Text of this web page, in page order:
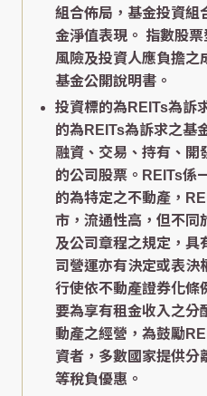
組合佈局，基金投資組
金淨值表現。 指數股
風險及投資人應負擔之
基金公開說明書。
投資標的為REITs為訴
的為REITs為訴求之基
融資、交易、持有、開
的公司股票。REITs係
的為特定之不動產，
市，流通性高，但不同
及公司章程之規定，具
司營運亦有決定或表決
行使依不動產證券化條
要為享有租金收入之分
動產之經營，為鼓勵
資者，多數國家提供分
等稅負優惠。